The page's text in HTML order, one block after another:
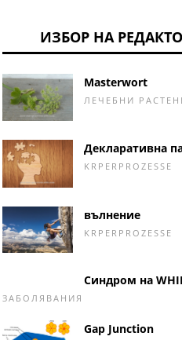
ИЗБОР НА
Masterwort
ЛЕЧЕБНИ
Декларативна
KRPERPROZESSE
вълнение
KRPERPROZESSE
Синдром на
ЗАБОЛЯВАНИЯ
Gap Junction